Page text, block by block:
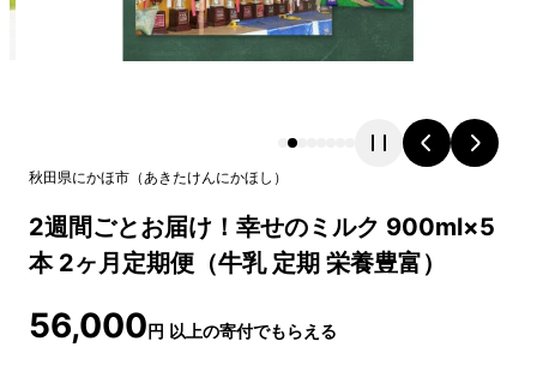
秋田県にかほ市 （あきたけんにかほし ）
2週間ごとお届け！幸せのミルク 900ml×5
本 2ヶ月定期便（牛乳 定期 栄養豊富）
56,000円 以上の寄付でもらえる